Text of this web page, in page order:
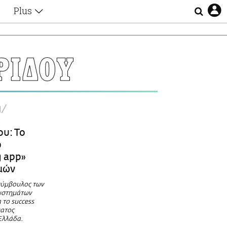
Plus
Αφιερώματα
Ζώδια
Lgbtqi+
Το
app»
των
το success